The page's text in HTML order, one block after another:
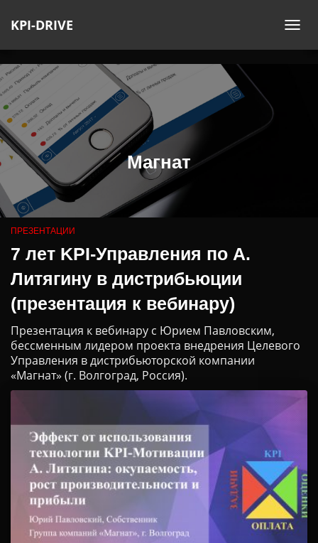
KPI-DRIVE
Магнат
ПРЕЗЕНТАЦИИ
7 лет KPI-Управления по А.
Литягину в дистрибьюции
(презентация к вебинару)
Презентация к вебинару с Юрием Павловским,
бессменным лидером проекта внедрения Целевого
Управления в дистрибьюторской компании
«Магнат» (г. Волгоград, Россия).